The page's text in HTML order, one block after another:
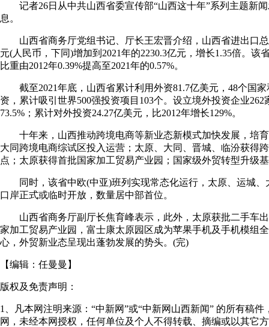
记者26日从中共山西省委宣传部“山西这十年”系列主题新闻
息。
山西省商务厅党组书记、厅长王宏晋介绍，山西省进出口总
元(人民币，下同)增加到2021年的2230.3亿元，增长1.35倍。该
比重由2012年0.39%提高至2021年的0.57%。
截至2021年底，山西省累计利用外资81.7亿美元，48个国家
资，累计吸引世界500强投资项目103个。设立境外投资企业262
73.5%；累计对外投资24.27亿美元，比2012年增长129%。
十年来，山西推动跨境电商等新业态新模式加快发展，培
大同跨境电商综试区投入运营；太原、大同、晋城、临汾获得
点；太原获得首批国家加工贸易产业园；国家级外贸转型升级
同时，该省中欧(中亚)班列实现常态化运行，太原、运城、
口岸正式或临时开放，数量居中部首位。
山西省商务厅副厅长焦育峰表示，此外，太原获批二手车
家加工贸易产业园，富士康太原园区成为苹果手机及手机模组
心，外贸新业态呈现出蓬勃发展的势头。(完)
【编辑： 任曼曼 】
版权及免责声明：
1、凡本网注明来源：“中新网”或“中新网山西新闻” 的所有稿
网，未经本网授权，任何单位及个人不得转载、摘编或以其它